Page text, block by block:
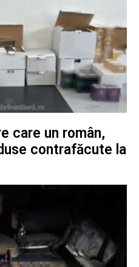
care un român,
contrafăcute la